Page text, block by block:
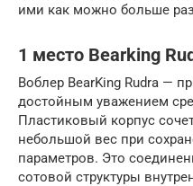
ими как можно больше
1 место Bearking
Воблер BearKing Rudra —
достойным уважением
Пластиковый корпус
небольшой вес при
параметров. Это
сотовой структуры